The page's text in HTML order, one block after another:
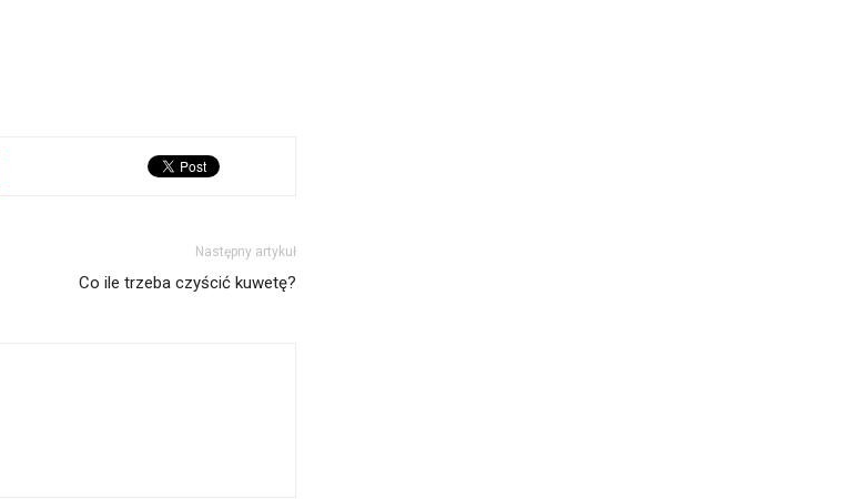
Następny artykuł
Co ile trzeba czyścić kuwetę?